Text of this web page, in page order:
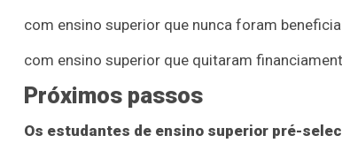
com ensino superior que nunca foram
com ensino superior que quitaram
Próximos passos
Os estudantes de ensino superior pré-